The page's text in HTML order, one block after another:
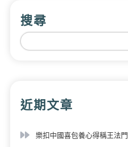
搜尋
近期文章
樂扣中國喜包養心得稱王法門